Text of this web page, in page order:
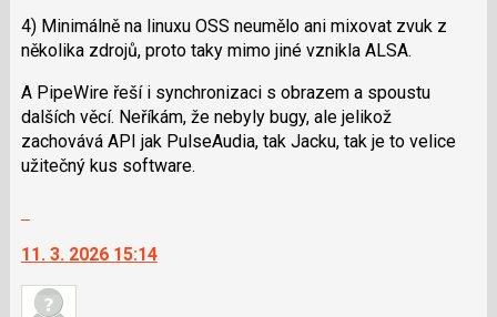
nový
názor
4) Minimálně na linuxu OSS neumělo ani mixovat zvuk z
několika zdrojů, proto taky mimo jiné vznikla ALSA.
A PipeWire řeší i synchronizaci s obrazem a spoustu
dalších věcí. Neříkám, že nebyly bugy, ale jelikož
zachovává API jak PulseAudia, tak Jacku, tak je to velice
užitečný kus software.
další
nový
názor.
11. 3. 2026 15:14